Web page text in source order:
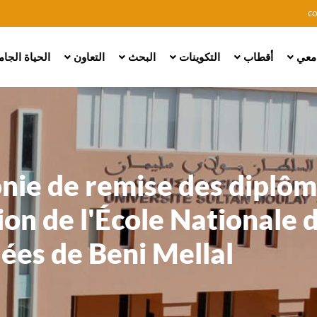
to
main
أقطاب التكوينات البحث التعاون الحياة
de remise des
de l'École Nationale
de Beni Mellal